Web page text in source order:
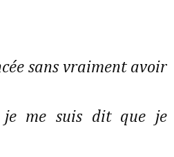
sans vraiment avoir
je me suis dit que je